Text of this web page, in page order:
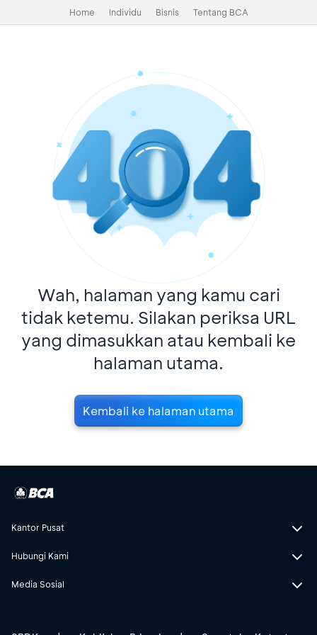
Home Individu Bisnis Tentang BCA
Wah, halaman yang kamu cari
tidak ketemu. Silakan periksa URL
yang dimasukkan atau kembali ke
halaman utama.
Kembali ke halaman utama
Kantor Pusat
Hubungi Kami
Media Sosial